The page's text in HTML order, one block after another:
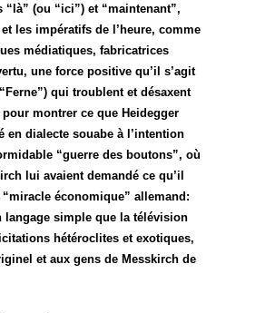
(ou “ici”) et “maintenant”,
les impératifs de l’heure, comme
médiatiques, fabricatrices
une force positive qu’il s’agit
qui troublent et désaxent
montrer ce que Heidegger
en dialecte souabe à l’intention
“guerre des boutons”, où
lui avaient demandé ce qu’il
économique” allemand:
simple que la télévision
hétéroclites et exotiques,
et aux gens de Messkirch de